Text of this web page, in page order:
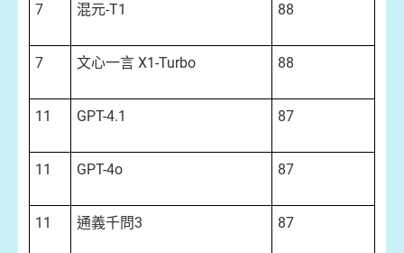
7 混元-T1 88
7 文心一言 X1-Turbo 88
11 GPT-4.1 87
11 GPT-4o 87
11 通義千問3 87